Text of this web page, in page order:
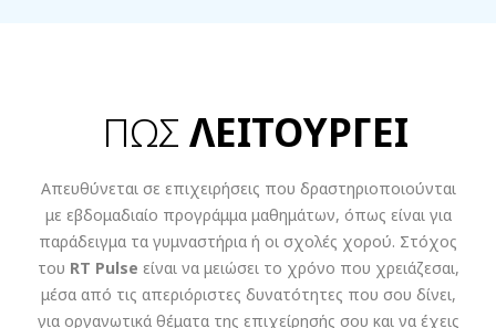
ΠΩΣ ΛΕΙΤΟΥΡΓΕΙ
Απευθύνεται σε επιχειρήσεις που δραστηριοποιούνται
με εβδομαδιαίο προγράμμα μαθημάτων, όπως είναι για
παράδειγμα τα γυμναστήρια ή οι σχολές χορού. Στόχος
του RT Pulse είναι να μειώσει το χρόνο που χρειάζεσαι,
μέσα από τις απεριόριστες δυνατότητες που σου δίνει,
για οργανωτικά θέματα της επιχείρησής σου και να έχεις